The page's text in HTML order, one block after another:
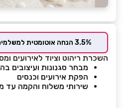
3.5% הנחה אוטומטית למשלמים בכרטיס המועדון
השכרת ריהוט וציוד לאירועים
מבחר סגנונות ועיצובים
הפקת אירועים וכנסים
שירותי משלוח והקמה עד